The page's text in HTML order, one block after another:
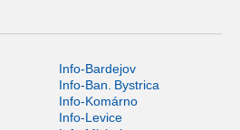
Info-Bardejov
Info-Ban. Bystrica
Info-Komárno
Info-Levice